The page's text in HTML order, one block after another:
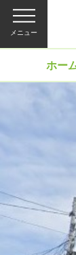
メニュー
ホー